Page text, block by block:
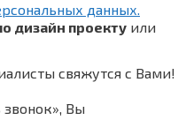
данных.
дизайн проекту или
свяжутся с Вами!
Вы